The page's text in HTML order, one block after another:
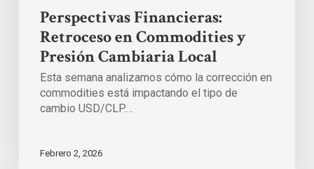
Perspectivas Financieras:
Retroceso en Commodities y
Presión Cambiaria Local
Esta semana analizamos cómo la corrección en
commodities está impactando el tipo de
cambio USD/CLP.…
Febrero 2, 2026